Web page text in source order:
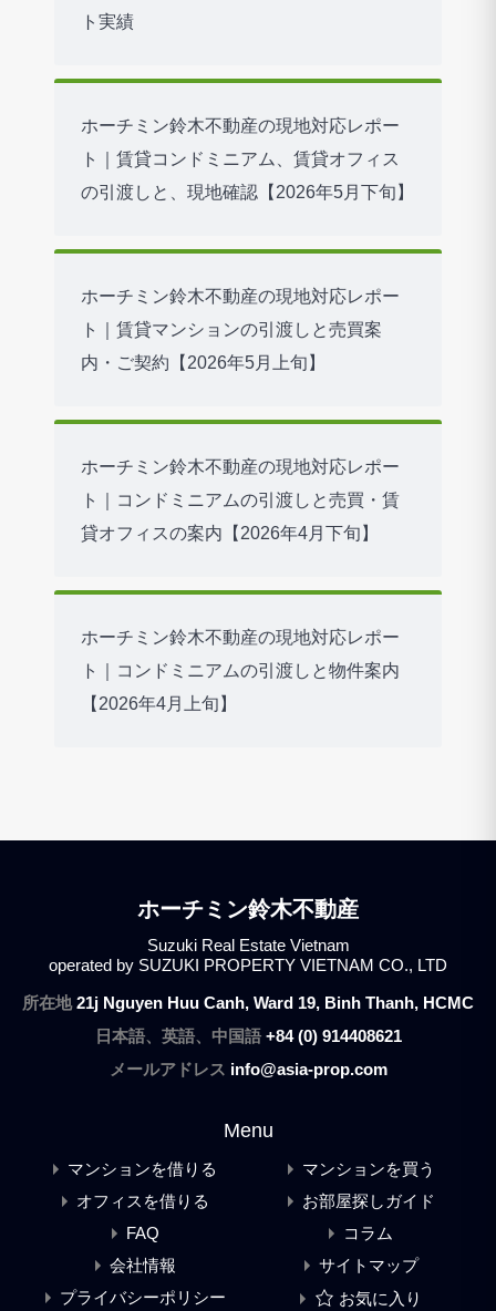
ト実績
ホーチミン鈴木不動産の現地対応レポー
ト｜賃貸コンドミニアム、賃貸オフィス
の引渡しと、現地確認【2026年5月下旬】
ホーチミン鈴木不動産の現地対応レポー
ト｜賃貸マンションの引渡しと売買案
内・ご契約【2026年5月上旬】
ホーチミン鈴木不動産の現地対応レポー
ト｜コンドミニアムの引渡しと売買・賃
貸オフィスの案内【2026年4月下旬】
ホーチミン鈴木不動産の現地対応レポー
ト｜コンドミニアムの引渡しと物件案内
【2026年4月上旬】
ホーチミン鈴木不動産
Suzuki Real Estate Vietnam
operated by SUZUKI PROPERTY VIETNAM CO., LTD
所在地21j Nguyen Huu Canh, Ward 19, Binh Thanh, HCMC
日本語、英語、中国語 +84 (0) 914408621
メールアドレス info@asia-prop.com
Menu
マンションを借りる
マンションを買う
オフィスを借りる
お部屋探しガイド
FAQ
コラム
会社情報
サイトマップ
プライバシーポリシー
お気に入り